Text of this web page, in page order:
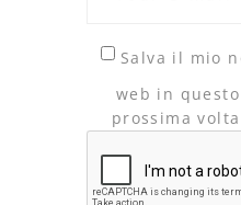
Salva il mio
web in
prossima